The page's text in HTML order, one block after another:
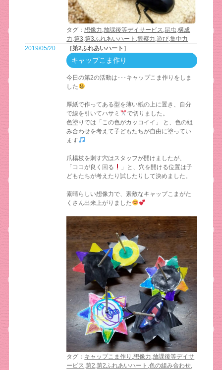
タグ：想像力,放課後等デイサービス,昆虫,構成
力,第3,第3ふれあいハート ,観察力,遊び,集中力
2019/05/20
［第2ふれあいハート］
キャップこま作り
今日の第2の活動は･･･キャップこま作りをしま
した
厚紙で作ってある型を薄い紙の上に置き、自分
で線を引いてハサミ
で切りました。
色塗りでは「この色がカッコイイ」 と、色の組
み合わせを考えて子どもたちが自由に塗ってい
ます
爪楊枝を刺す穴はスタッフが開けましたが、
「ココが良く回る
」と、穴を開ける位置は子
どもたちが考えたり試したりして決めました。
素晴らしい想像力で、素敵なキャップこまがた
くさん出来上がりました
タグ： キャップこま作り ,想像力 ,放課後等デイサ
ービス ,第2 ,第2ふれあいハート ,色の組み合わせ